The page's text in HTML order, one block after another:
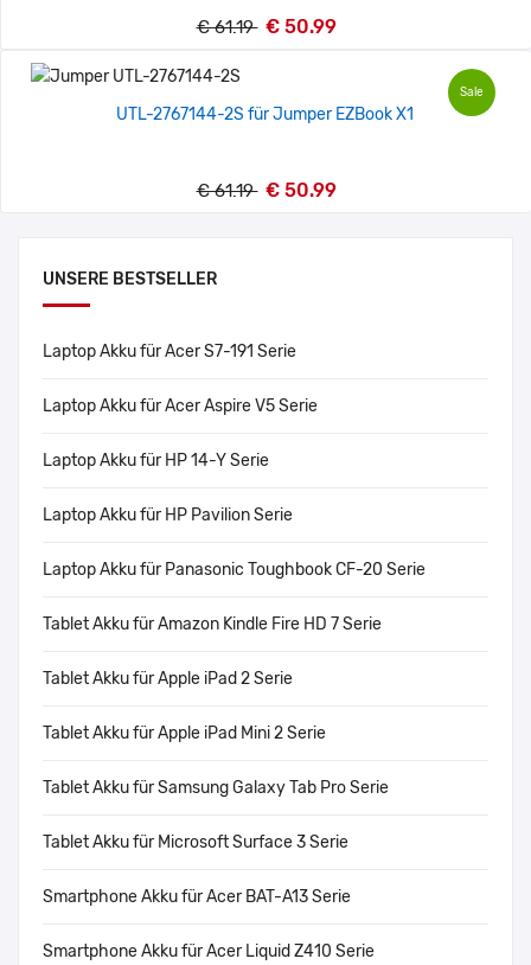
UNSERE BESTSELLER
Laptop Akku für Acer S7-191 Serie
Laptop Akku für Acer Aspire V5 Serie
Laptop Akku für HP 14-Y Serie
Laptop Akku für HP Pavilion Serie
Laptop Akku für Panasonic Toughbook CF-20 Serie
Tablet Akku für Amazon Kindle Fire HD 7 Serie
Tablet Akku für Apple iPad 2 Serie
Tablet Akku für Apple iPad Mini 2 Serie
Tablet Akku für Samsung Galaxy Tab Pro Serie
Tablet Akku für Microsoft Surface 3 Serie
Smartphone Akku für Acer BAT-A13 Serie
Smartphone Akku für Acer Liquid Z410 Serie
€ 61.19 € 50.99
Sale
UTL-2767144-2S für Jumper EZBook X1
€ 61.19 € 50.99